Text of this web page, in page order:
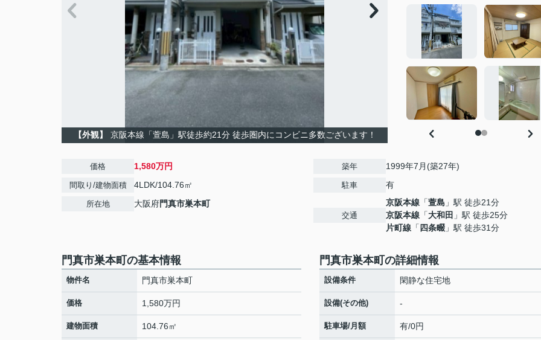
【外観】 京阪本線「萱島」駅徒歩約21分 徒歩圏内にコンビニ多数ございます！
価格 1,580万円
間取り/建物面積 4LDK/104.76㎡
所在地 大阪府門真市巣本町
築年 1999年7月(築27年)
駐車 有
交通
京阪本線 「萱島 」駅 徒歩21分
京阪本線 「大和田 」駅 徒歩25分
片町線 「 四条畷 」駅 徒歩31分
門真市巣本町の基本情報
物件名 門真市巣本町
価格 1,580万円
建物面積 104.76㎡
門真市巣本町の詳細情報
設備条件 閑静な住宅地
設備(その他) -
駐車場/月額 有/0円